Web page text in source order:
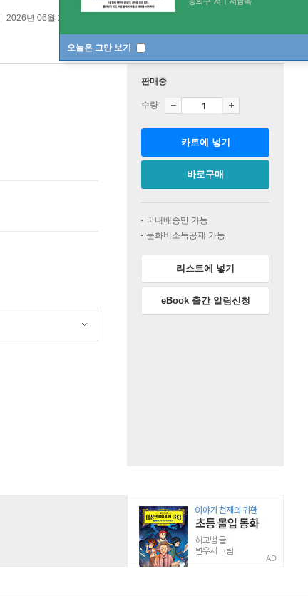
오늘은 그만 보기
2026년 06월 10일
판매중
수량
카트에 넣기
바로구매
국내배송만 가능
문화비소득공제 가능
리스트에 넣기
eBook 출간 알림신청
AD